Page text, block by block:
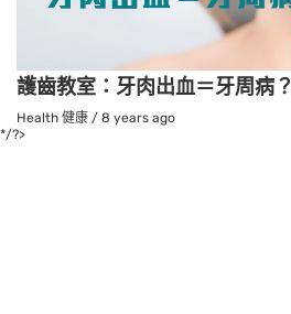
護齒教室：牙肉出血＝牙周病？
Health 健康 / 8 years ago
*/?>